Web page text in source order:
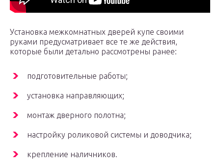
Установка межкомнатных дверей купе своими
руками предусматривает все те же действия,
которые были детально рассмотрены ранее:
подготовительные работы;
установка направляющих;
монтаж дверного полотна;
настройку роликовой системы и доводчика;
крепление наличников.